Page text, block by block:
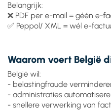
Belangrijk:
❌ PDF per e-mail = géén e-
✅ Peppol/ XML = wél e-
Waarom voert België
België wil:
- belastingfraude
- administraties
- snellere verwerking van